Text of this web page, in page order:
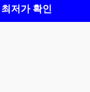
최저가 확인